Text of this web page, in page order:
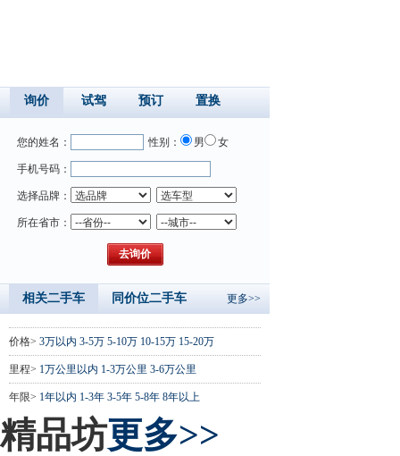
询价 试驾 预订 置换
您的姓名： 性别： 男 女
手机号码：
选择品牌：
所在省市：
相关二手车 同价位二手车 更多>>
价格> 3万以内 3-5万 5-10万 10-15万 15-20万
里程> 1万公里以内 1-3万公里 3-6万公里
年限> 1年以内 1-3年 3-5年 5-8年 8年以上
精品坊更多>>